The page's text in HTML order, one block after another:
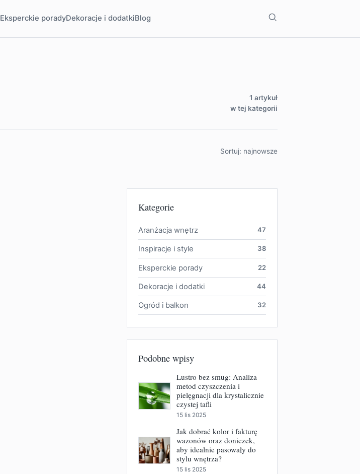
Eksperckie poradyDekoracje i dodatkiBlog
1 artykuł
w tej kategorii
Sortuj: najnowsze
Kategorie
Aranżacja wnętrz 47
Inspiracje i style 38
Eksperckie porady 22
Dekoracje i dodatki 44
Ogród i balkon 32
Podobne wpisy
Lustro bez smug: Analiza
metod czyszczenia i
pielęgnacji dla krystalicznie
czystej tafli
15 lis 2025
Jak dobrać kolor i fakturę
wazonów oraz doniczek,
aby idealnie pasowały do
stylu wnętrza?
15 lis 2025